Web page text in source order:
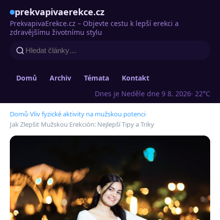
prekvapivaerekce.cz
PrekvapivaErekce.cz – Objevte cestu k lepší erekci a
zdravějšímu životnímu stylu
Domů Archiv Témata
Kontakt
Dnes je Neděle dne 9 8. 2026· 22°C
Domů›Vliv fyzické aktivity na mužskou potenci›
Jak Zlepšit Mužskou Erekción: Nejlepší Tipy a Triky